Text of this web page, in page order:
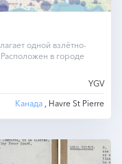
одной взлётно-
в городе
YGV
Канада , Havre St Pierre